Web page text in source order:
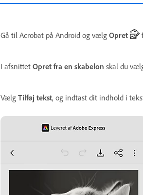
Gå til Acrobat på Android og vælg Opret
I afsnittet Opret fra en skabelon skal du
Vælg Tilføj tekst, og indtast dit indhold i